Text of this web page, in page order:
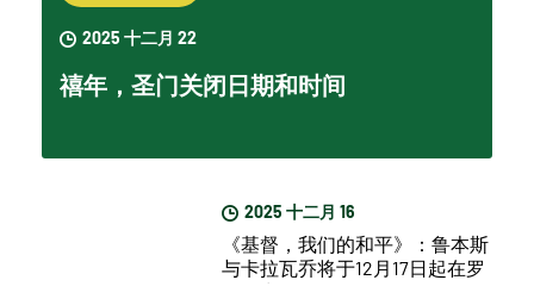
2025 十二月 22
禧年，圣门关闭日期和时间
2025 十二月 16
《基督，我们的和平》：鲁本斯
与卡拉瓦乔将于12月17日起在罗
马展出